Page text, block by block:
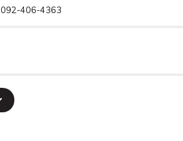
092-406-4363